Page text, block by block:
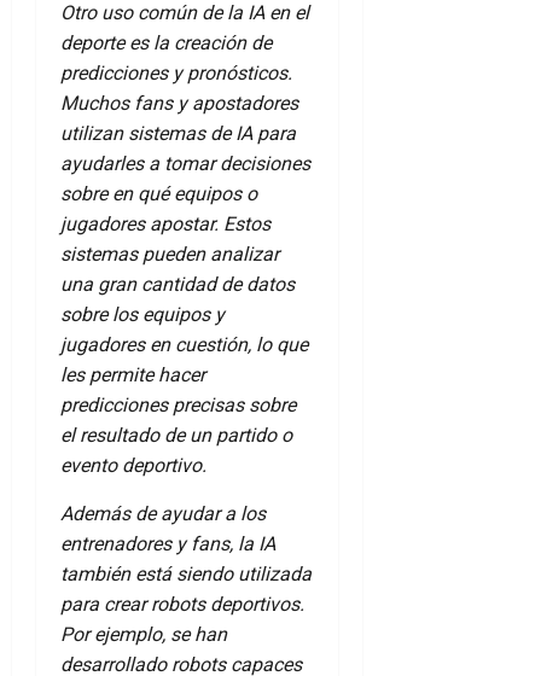
Otro uso común de la IA en el
deporte es la creación de
predicciones y pronósticos.
Muchos fans y apostadores
utilizan sistemas de IA para
ayudarles a tomar decisiones
sobre en qué equipos o
jugadores apostar. Estos
sistemas pueden analizar
una gran cantidad de datos
sobre los equipos y
jugadores en cuestión, lo que
les permite hacer
predicciones precisas sobre
el resultado de un partido o
evento deportivo.
Además de ayudar a los
entrenadores y fans, la IA
también está siendo utilizada
para crear robots deportivos.
Por ejemplo, se han
desarrollado robots capaces